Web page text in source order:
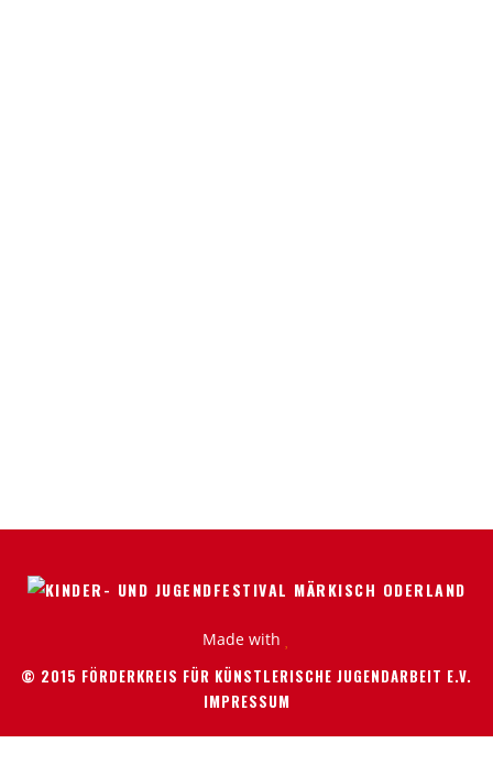
Made with
© 2015 FÖRDERKREIS FÜR KÜNSTLERISCHE JUGENDARBEIT E.V.
IMPRESSUM